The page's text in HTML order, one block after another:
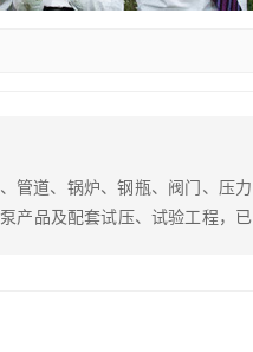
管道、锅炉、钢瓶、阀门、压力
产品及配套试压、试验工程，已